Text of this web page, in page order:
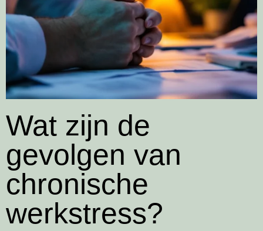
Wat zijn de
gevolgen van
chronische
werkstress?